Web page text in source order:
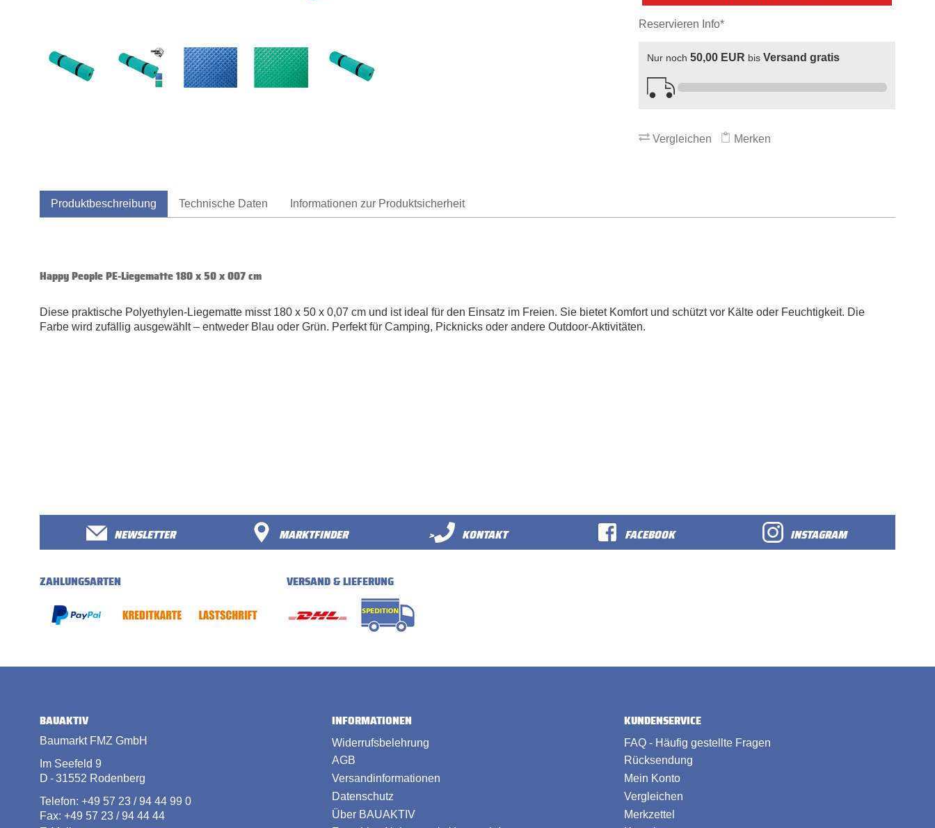
Reservieren Info*
Nur noch 50,00 EUR bis Versand gratis
Vergleichen Merken
Produktbeschreibung Technische Daten Informationen zur Produktsicherheit
Happy People PE-Liegematte 180 x 50 x 007 cm
Diese praktische Polyethylen-Liegematte misst 180 x 50 x 0,07 cm und ist ideal für den Einsatz im Freien. Sie bietet Komfort und schützt vor Kälte oder Feuchtigkeit. Die
Farbe wird zufällig ausgewählt– entweder B au oder Grün. Perfekt für Camping, Picknicks oder andere Outdoor-Aktivitäten.
NEWSLETTER MARKTFINDER > KONTAKT FACEBOOK INSTAGRAM
ZAHLUNGSARTEN VERSAND & LIEFERUNG
BAUAKTIV
Baumarkt FMZ GmbH
Im Seefeld 9
D - 31552 Rodenberg
Telefon: +49 57 23 / 94 44 99 0
Fax: +49 57 23 / 94 44 44
INFORMATIONEN
Widerrufsbelehrung
AGB
Versandinformationen
Datenschutz
Über BAUAKTIV
KUNDENSERVICE
FAQ - Häufig gestellte Fragen
Rücksendung
Mein Konto
Vergleichen
Merkzettel